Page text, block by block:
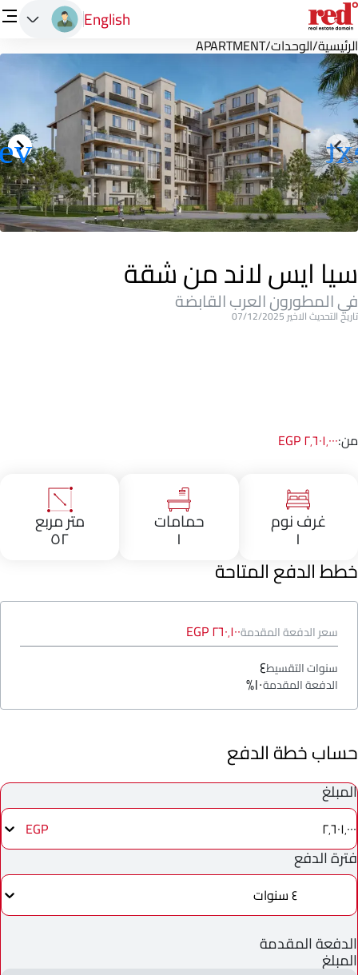
English
الرئيسية/الوحدات/
APARTMENT
سيا ايس لاند من شقة
في المطورون العرب القابضة
تاريخ التحديث الاخير 07/12/2025
من:٢٬٦٠١٬٠٠٠ EGP
غرف نوم
١
حمامات
١
متر مربع
٥٢
خطط الدفع المتاحة
سعر الدفعة المقدمة٢٦٠٬١٠٠ EGP
سنوات التقسيط٤
الدفعة المقدمة١٠%
حساب خطة الدفع
المبلغ
٢٬٦٠١٬٠٠٠ EGP
فترة الدفع
٤ سنوات
الدفعة المقدمة
المبلغ